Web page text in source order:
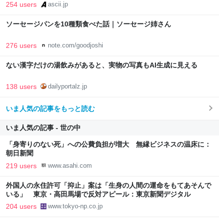
254 users ascii.jp
ソーセージパンを10種類食べた話｜ソーセージ姉さん
276 users note.com/goodjoshi
ない漢字だけの湯飲みがあると、実物の写真もAI生成に見える
138 users dailyportalz.jp
いま人気の記事をもっと読む
いま人気の記事 - 世の中
「身寄りのない死」への公費負担が増大 無縁ビジネスの温床に：
朝日新聞
219 users www.asahi.com
外国人の永住許可「抑止」案は「生身の人間の運命をもてあそんで
いる」 東京・高田馬場で反対アピール：東京新聞デジタル
204 users www.tokyo-np.co.jp